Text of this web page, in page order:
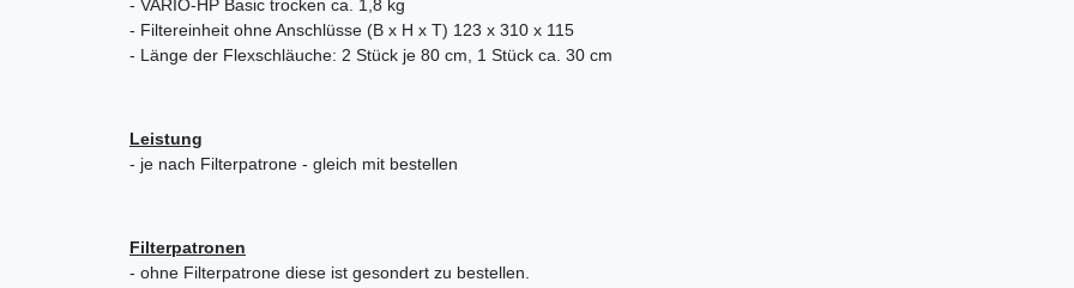
- VARIO-HP Basic trocken ca. 1,8 kg
- Filtereinheit ohne Anschlüsse (B x H x T) 123 x 310 x 115
- Länge der Flexschläuche: 2 Stück je 80 cm, 1 Stück ca. 30 cm
Leistung
- je nach Filterpatrone - gleich mit bestellen
Filterpatronen
- ohne Filterpatrone diese ist gesondert zu bestellen.